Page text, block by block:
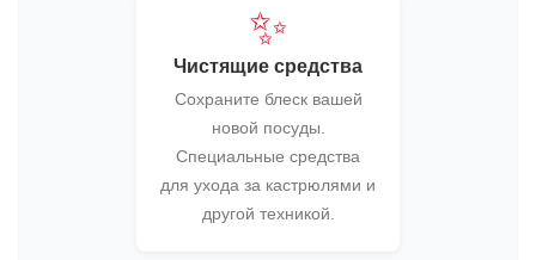
✨
Чистящие средства
Сохраните блеск вашей
новой посуды.
Специальные средства
для ухода за кастрюлями и
другой техникой.